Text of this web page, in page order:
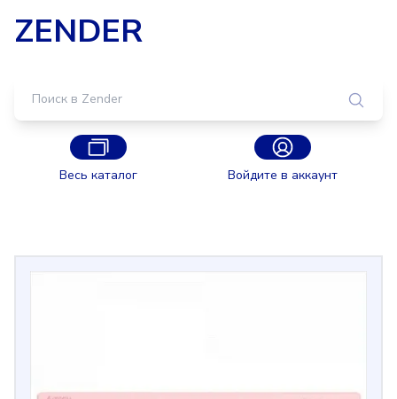
ZENDER
Весь каталог Войдите в аккаунт